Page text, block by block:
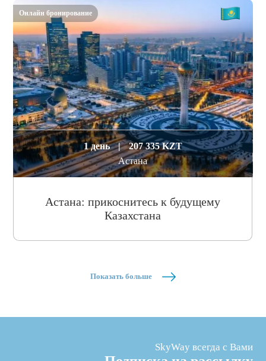
1 день |
207 335 KZT
Астана
Астана: прикоснитесь к будущему
Казахстана
Онлайн бронирование
Показать больше
SkyWay всегда с Вами